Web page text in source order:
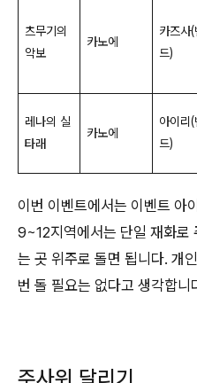
츠무기의
악보
카노에
카즈사(
드)
레나의 실
타래
카노에
아이리(
드)
이번 이벤트에서는 이벤트 아
9~12지역에서는 단일 재화로
는 곳 위주로 돌면 됩니다. 개
번 돌 필요는 없다고 생각합니
주사위 달리기